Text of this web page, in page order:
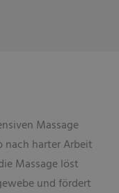
Massage
nach harter Arbeit
Massage löst
und fördert